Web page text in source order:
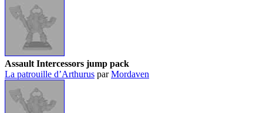
Assault Intercessors jump pack
La patrouille d’Arthurus parMordaven